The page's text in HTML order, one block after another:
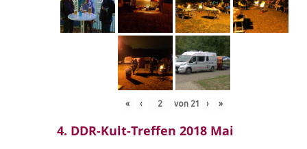
« ‹ von 21 › »
4. DDR-Kult-Treffen 2018 Mai